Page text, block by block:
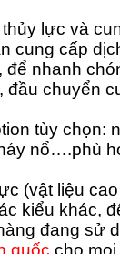
lực và
cung cấp
nhanh
chuyển
tùy
nổ….phù
(vật liệu
kiểu khác,
đang sử